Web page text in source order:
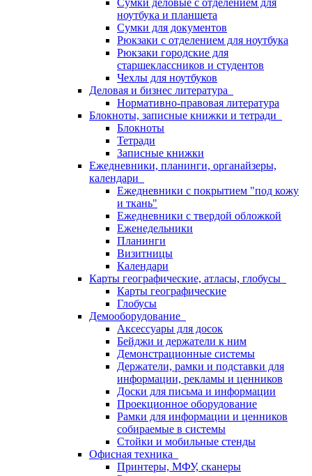
Сумки деловые с отделением для
ноутбука и планшета
Сумки для документов
Рюкзаки с отделением для ноутбука
Рюкзаки городские для
старшеклассников и студентов
Чехлы для ноутбуков
Деловая и бизнес литература
Нормативно-правовая литература
Блокноты, записные книжки и тетради
Блокноты
Тетради
Записные книжки
Ежедневники, планинги, органайзеры,
календари
Ежедневники с покрытием "под кожу
и ткань"
Ежедневники с твердой обложкой
Еженедельники
Планинги
Визитницы
Календари
Карты географические, атласы, глобусы
Карты географические
Глобусы
Демооборудование
Аксессуары для досок
Бейджи и держатели к ним
Демонстрационные системы
Держатели, рамки и подставки для
информации, рекламы и ценников
Доски для письма и информации
Проекционное оборудование
Рамки для информации и ценников
собираемые в системы
Стойки и мобильные стенды
Офисная техника
Принтеры, МФУ, сканеры